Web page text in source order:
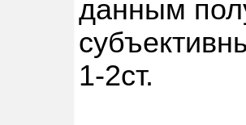
данным
1-2ст.